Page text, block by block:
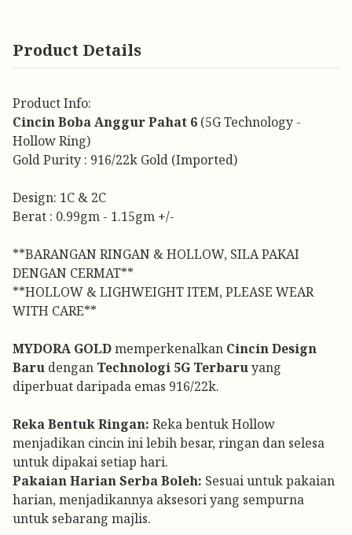
Product Details
Product Info:
Cincin Boba Anggur Pahat 6 (5G Technology -
Hollow Ring)
Gold Purity : 916/22k Gold (Imported)
Design: 1C & 2C
Berat : 0.99gm - 1.15gm +/-
**BARANGAN RINGAN & HOLLOW, SILA PAKAI
DENGAN CERMAT**
**HOLLOW & LIGHWEIGHT ITEM, PLEASE WEAR
WITH CARE**
MYDORA GOLDmemperkenalkan Cincin Design
Baru dengan Technologi 5G Terbaruyang
diperbuat daripada emas 916/22k.
Reka Bentuk Ringan: Reka bentuk Hollow
menjadikan cincin ini lebih besar, ringan dan selesa
untuk dipakai setiap hari.
Pakaian Harian Serba Boleh: Sesuai untuk pakaian
harian, menjadikannya aksesori yang sempurna
untuk sebarang majlis.